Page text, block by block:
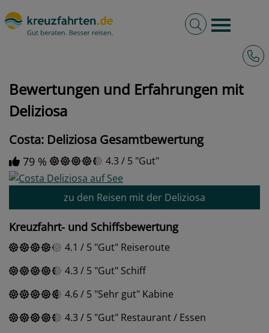
Burger
Volltextsuche
Bewertungen und Erfahrungen mit
Deliziosa
Costa: Deliziosa Gesamtbewertung
79 % 4.3 / 5 Gut
zu den Reisen mit der Deliziosa
Kreuzfahrt- und Schiffsbewertung
4.1 / 5 Gut Reiseroute
4.3 / 5 Gut Schiff
4.6/ 5 Sehr gut Kabine
4.3 / 5 Gut Restaurant / Essen